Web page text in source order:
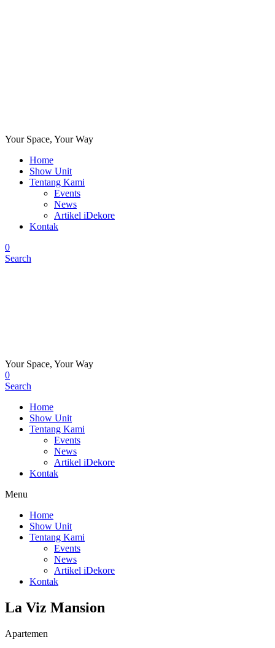
Your Space, Your Way
Home
Show Unit
Tentang Kami
Events
News
Artikel iDekore
Kontak
0
Search
Your Space, Your Way
0
Search
Home
Show Unit
Tentang Kami
Events
News
Artikel iDekore
Kontak
Menu
Home
Show Unit
Tentang Kami
Events
News
Artikel iDekore
Kontak
La Viz Mansion
Apartemen